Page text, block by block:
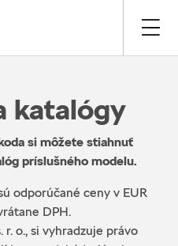
katalógy
si môžete stiahnuť
príslušného modelu.
odporúčané ceny v EUR
DPH.
o., si vyhradzuje právo